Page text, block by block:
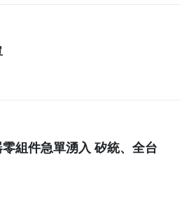
組件急單湧入 矽統、全台